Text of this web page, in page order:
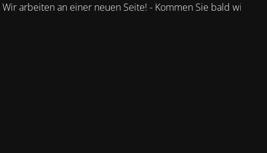
Wir arbeiten an einer neuen Seite! - Kommen Sie bald wieder.